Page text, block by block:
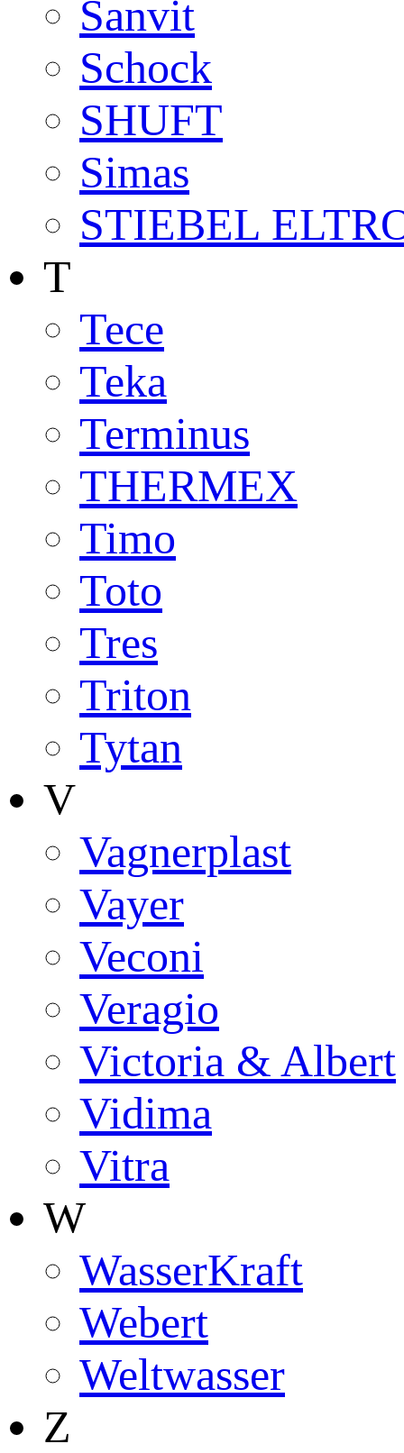
Sanvit
Schock
SHUFT
Simas
STIEBEL
T
Tece
Teka
Terminus
THERMEX
Timo
Toto
Tres
Triton
Tytan
V
Vagnerplast
Vayer
Veconi
Veragio
Victoria & Albert
Vidima
Vitra
W
WasserKraft
Webert
Weltwasser
Z